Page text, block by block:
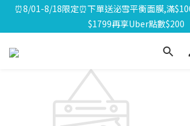
⏰8/01-8/18限定⏰下單送泌雪平衡面膜,滿
$1799再享Uber點數$200
⏰8/01-8/18限定⏰下單送泌雪平衡面膜,滿
$1799再享Uber點數$200
修護、敏感肌安心使用
🎁會員禮遇🎁加入會員享$100元購物金；消費
點可折抵1元；生日再送生日禮
⏰8/01-8/18限定⏰下單送泌雪平衡面膜,滿
$1799再享Uber點數$200